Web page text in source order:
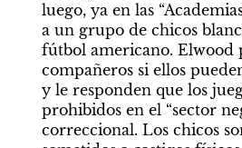
luego, ya en las
a un grupo de chicos
fútbol americano. Elwood
compañeros si ellos
y le responden que los
prohibidos en el “sector
correccional. Los chicos